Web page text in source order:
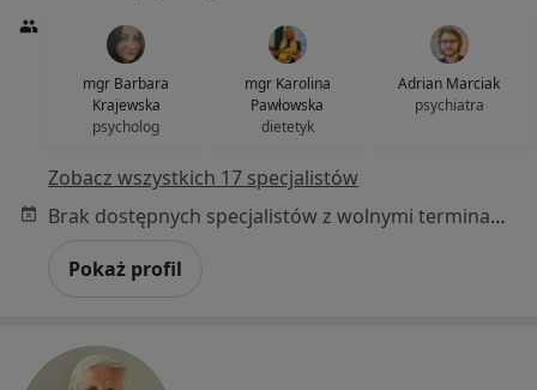
mgr Barbara
Krajewska
psycholog
mgr Karolina
Pawłowska
dietetyk
Adrian Marciak
psychiatra
Zobacz wszystkich 17 specjalistów
Brak dostępnych specjalistów z wolnymi terminami w tym centrum medycznym.
Pokaż profil